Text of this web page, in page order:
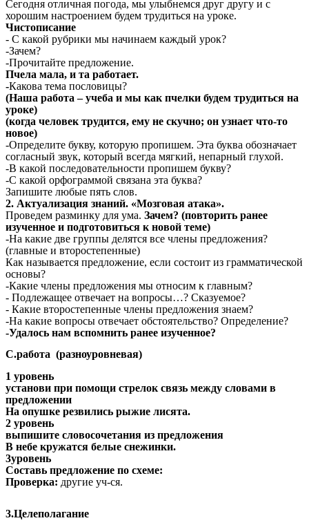
Сегодня отличная погода, мы улыбнемся друг другу и с
хорошим настроением будем трудиться на уроке.
Чистописание
- С какой рубрики мы начинаем каждый урок?
-Зачем?
-Прочитайте предложение.
Пчела мала, и та работает.
-Какова тема пословицы?
(Наша работа – учеба и мы как пчелки будем трудиться на
уроке)
(когда человек трудится, ему не скучно; он узнает что-то
новое)
-Определите букву, которую пропишем. Эта буква обозначает
согласный звук, который всегда мягкий, непарный глухой.
-В какой последовательности пропишем букву?
-С какой орфограммой связана эта буква?
Запишите любые пять слов.
2. Актуализация знаний. «Мозговая атака».
Проведем разминку для ума. Зачем? (повторить ранее
изученное и подготовиться к новой теме)
-На какие две группы делятся все члены предложения?
(главные и второстепенные)
Как называется предложение, если состоит из грамматической
основы?
-Какие члены предложения мы относим к главным?
- Подлежащее отвечает на вопросы…? Сказуемое?
- Какие второстепенные члены предложения знаем?
-На какие вопросы отвечает обстоятельство? Определение?
-Удалось нам вспомнить ранее изученное?
С.работа (разноуровневая)
1 уровень
установи при помощи стрелок связь между словами в
предложении
На опушке резвились рыжие лисята.
2 уровень
выпишите словосочетания из предложения
В небе кружатся белые снежинки.
3уровень
Составь предложение по схеме:
Проверка: другие уч-ся.
3.Целеполагание